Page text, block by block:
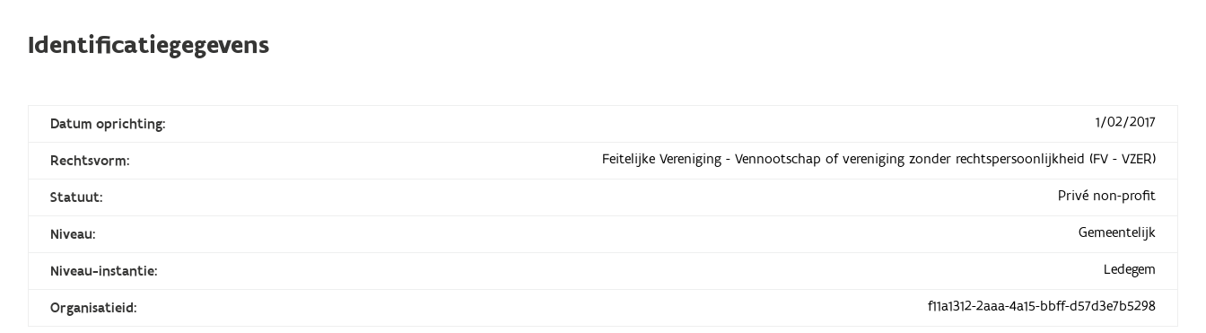
Identificatiegegevens
Datum oprichting: 1/02/2017
Rechtsvorm: Feitelijke Vereniging - Vennootschap of vereniging zonder rechtspersoonlijkheid (FV - VZER)
Statuut: Privé non-profit
Niveau: Gemeentelijk
Niveau-instantie: Ledegem
Organisatieid: f11a1312-2aaa-4a15-bbff-d57d3e7b5298